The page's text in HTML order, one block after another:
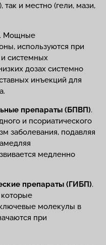
так и местно (гели, мази,
. Мощные
используются при
и системных
дозах системно
инъекций для
препараты (БПВП).
и псориатического
заболевания, подавляя
медленно
препараты (ГИБП).
молекулы в
при